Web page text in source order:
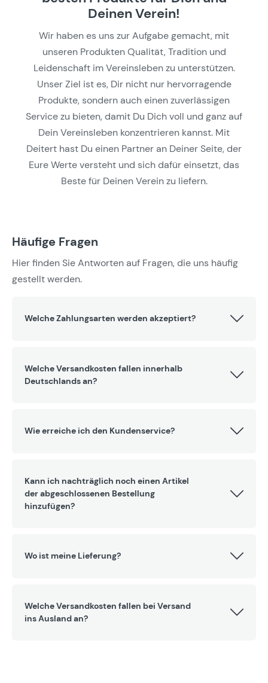
Deinen Verein!
Wir haben es uns zur Aufgabe gemacht, mit
unseren Produkten Qualität, Tradition und
Leidenschaft im Vereinsleben zu unterstützen.
Unser Ziel ist es, Dir nicht nur hervorragende
Produkte, sondern auch einen zuverlässigen
Service zu bieten, damit Du Dich voll und ganz auf
Dein Vereinsleben konzentrieren kannst. Mit
Deitert hast Du einen Partner an Deiner Seite, der
Eure Werte versteht und sich dafür einsetzt, das
Beste für Deinen Verein zu liefern.
Häufige Fragen
Hier finden Sie Antworten auf Fragen, die uns häufig
gestellt werden.
Welche Zahlungsarten werden akzeptiert?
Welche Versandkosten fallen innerhalb
Deutschlands an?
Wie erreiche ich den Kundenservice?
Kann ich nachträglich noch einen Artikel
der abgeschlossenen Bestellung
hinzufügen?
Wo ist meine Lieferung?
Welche Versandkosten fallen bei Versand
ins Ausland an?